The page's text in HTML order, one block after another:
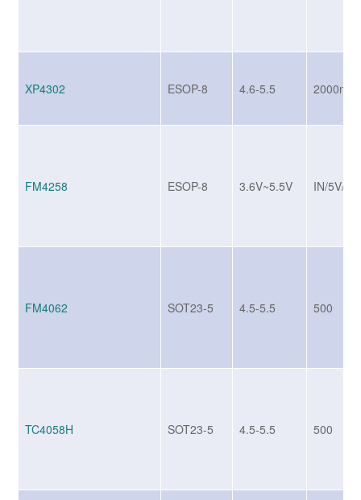
XP4302 ESOP-8 4.6-5.5 2000mA
FM4258 ESOP-8 3.6V~5.5V IN/5V/
FM4062 SOT23-5 4.5-5.5 500
TC4058H SOT23-5 4.5-5.5 500